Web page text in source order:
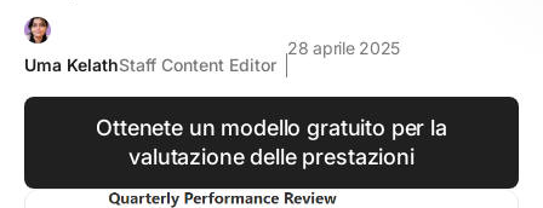
Uma KelathStaff Content Editor
28 aprile 2025
Ottenete un modello gratuito per la
valutazione delle prestazioni